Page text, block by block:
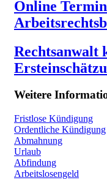
Online
Rechtsanwalt
Weitere
Fristlose Kündigung
Ordentliche Kündigung
Abmahnung
Urlaub
Abfindung
Arbeitslosengeld